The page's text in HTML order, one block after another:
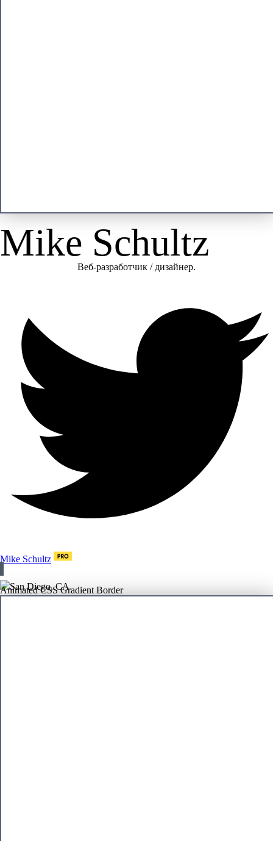
Mike Schultz
Веб-разработчик / дизайнер.
Mike Schultz
San Diego, CA
Animated CSS Gradient Border